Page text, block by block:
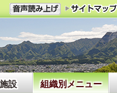
設 組織別メニュー